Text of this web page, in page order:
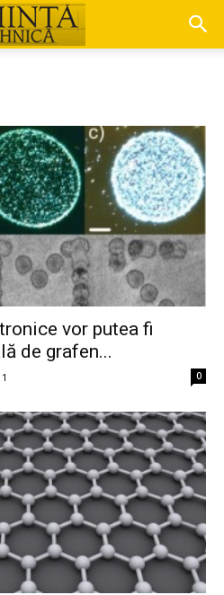
vor putea fi
de grafen...
0